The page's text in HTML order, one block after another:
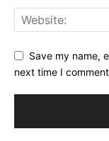
Save my name,
next time I